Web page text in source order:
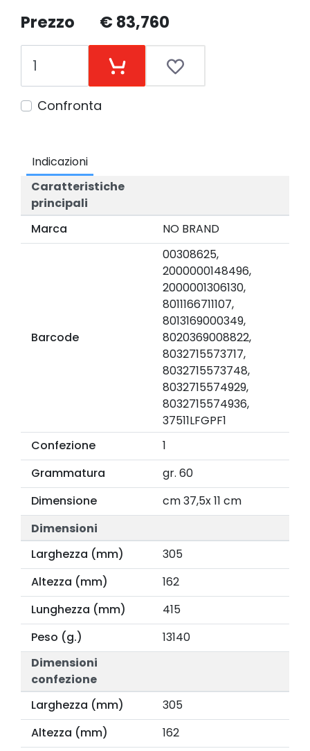
Prezzo € 83,760
Confronta
Indicazioni
Caratteristiche
principali
Marca
NO BRAND
Barcode
00308625,
2000000148496,
2000001306130,
8011166711107,
8013169000349,
8020369008822,
8032715573717,
8032715573748,
8032715574929,
8032715574936,
37511LFGPF1
Confezione
1
Grammatura
gr. 60
Dimensione
cm 37,5x 11 cm
Dimensioni
Larghezza (mm)
305
Altezza (mm)
162
Lunghezza (mm)
415
Peso (g.)
13140
Dimensioni
confezione
Larghezza (mm)
305
Altezza (mm)
162